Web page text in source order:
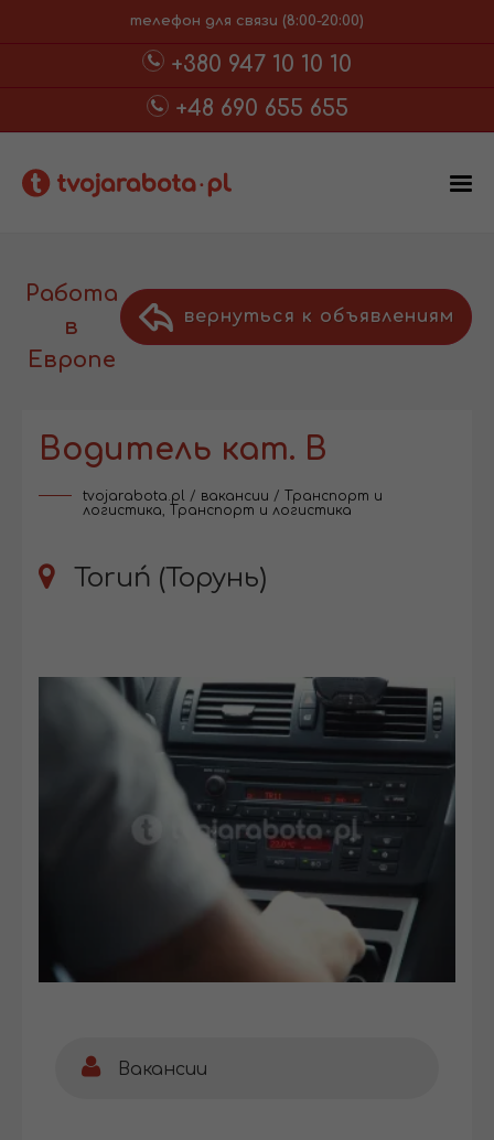
телефон для связи (8:00-20:00)
+380 947 10 10 10
+48 690 655 655
вернуться к объявлениям
Работа
в
Европе
Водитель кат. В
tvojarabota.pl / вакансии /
Транспорт и
логистика, Транспорт и логистика
Toruń (Торунь)
Вакансии